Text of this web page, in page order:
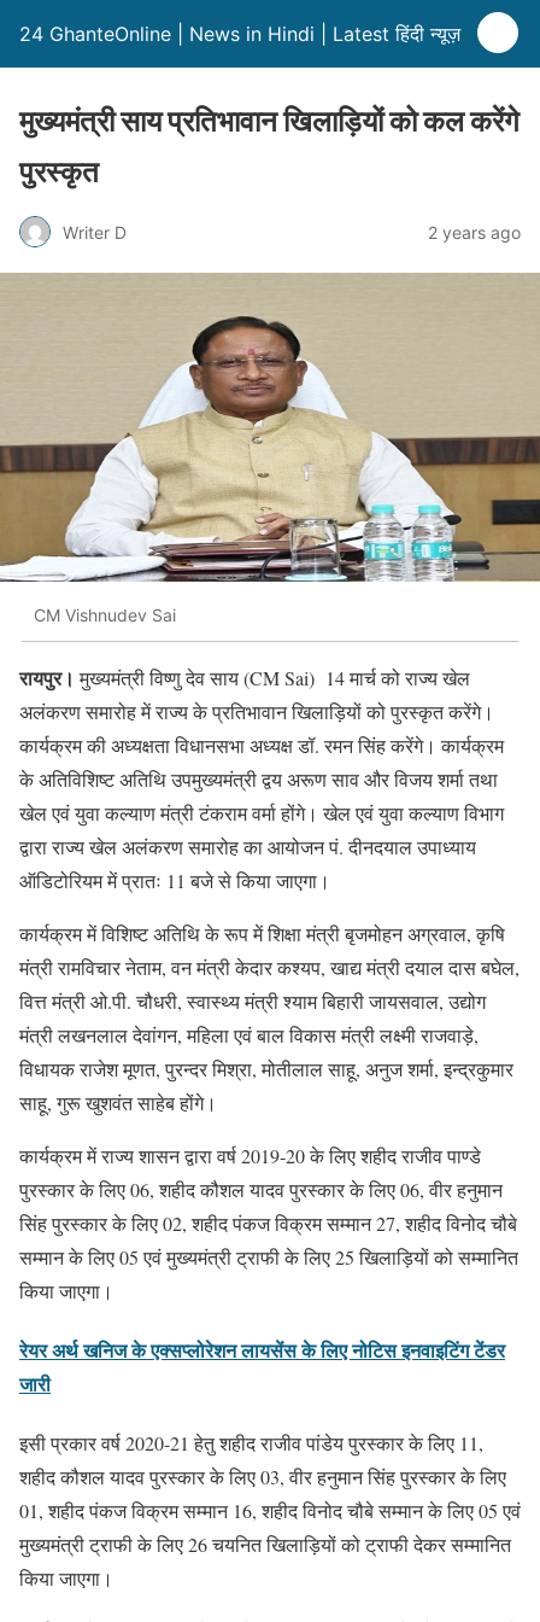
24 GhanteOnline | News in Hindi | Latest हिंदी न्यूज़
मुख्यमंत्री साय प्रतिभावान खिलाड़ियों को कल करेंगे
पुरस्कृत
Writer D 2 years ago
CM Vishnudev Sai
रायपुर। मुख्यमंत्री विष्णु देव साय (CM Sai) 14 मार्च को राज्य खेल
अलंकरण समारोह में राज्य के प्रतिभावान खिलाड़ियों को पुरस्कृत करेंगे।
कार्यक्रम की अध्यक्षता विधानसभा अध्यक्ष डॉ. रमन सिंह करेंगे। कार्यक्रम
के अतिविशिष्ट अतिथि उपमुख्यमंत्री द्वय अरूण साव और विजय शर्मा तथा
खेल एवं युवा कल्याण मंत्री टंकराम वर्मा होंगे। खेल एवं युवा कल्याण विभाग
द्वारा राज्य खेल अलंकरण समारोह का आयोजन पं. दीनदयाल उपाध्याय
ऑडिटोरियम में प्रातः 11 बजे से किया जाएगा।
कार्यक्रम में विशिष्ट अतिथि के रूप में शिक्षा मंत्री बृजमोहन अग्रवाल, कृषि
मंत्री रामविचार नेताम, वन मंत्री केदार कश्यप, खाद्य मंत्री दयाल दास बघेल,
वित्त मंत्री ओ.पी. चौधरी, स्वास्थ्य मंत्री श्याम बिहारी जायसवाल, उद्योग
मंत्री लखनलाल देवांगन, महिला एवं बाल विकास मंत्री लक्ष्मी राजवाड़े,
विधायक राजेश मूणत, पुरन्दर मिश्रा, मोतीलाल साहू, अनुज शर्मा, इन्द्रकुमार
साहू, गुरू खुशवंत साहेब होंगे।
कार्यक्रम में राज्य शासन द्वारा वर्ष 2019-20 के लिए शहीद राजीव पाण्डे
पुरस्कार के लिए 06, शहीद कौशल यादव पुरस्कार के लिए 06, वीर हनुमान
सिंह पुरस्कार के लिए 02, शहीद पंकज विक्रम सम्मान 27, शहीद विनोद चौबे
सम्मान के लिए 05 एवं मुख्यमंत्री ट्राफी के लिए 25 खिलाड़ियों को सम्मानित
किया जाएगा।
रेयर अर्थ खनिज के एक्सप्लोरेशन लायसेंस के लिए नोटिस इनवाइटिंग टेंडर
जारी
इसी प्रकार वर्ष 2020-21 हेतु शहीद राजीव पांडेय पुरस्कार के लिए 11,
शहीद कौशल यादव पुरस्कार के लिए 03, वीर हनुमान सिंह पुरस्कार के लिए
01, शहीद पंकज विक्रम सम्मान 16, शहीद विनोद चौबे सम्मान के लिए 05 एवं
मुख्यमंत्री ट्राफी के लिए 26 चयनित खिलाड़ियों को ट्राफी देकर सम्मानित
किया जाएगा।